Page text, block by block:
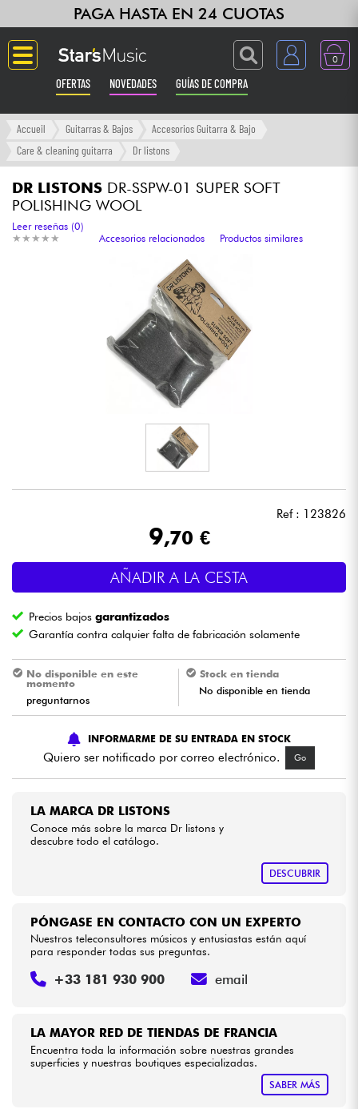
PAGA HASTA EN 24 CUOTAS
0
OFERTAS NOVEDADES GUÍAS DE COMPRA
Langue
Ampli & Efectos
Sintetizadores & samplers
Grabación
Batería y percusión
Vientos
Violines y cuarteto
Niños
Cables & Acces.
Bundle
Accueil Guitarras & Bajos
Accesorios Guitarra & Bajo
Care & cleaning guitarra
Dr listons
DR LISTONS DR-SSPW-01 SUPER SOFT
POLISHING WOOL
★ ★ ★ ★ ★
★ ★ ★ ★ ★
Leer reseñas (0)
Accesorios relacionados
Productos similares
Ref : 123826
9,70 €
AÑADIR A LA CESTA
Precios bajosgarantizados
Garantía contra calquier falta de fabricación solamente
No disponible en este
momento
preguntarnos
Stock en tienda
No disponible en tienda
INFORMARME DE SU ENTRADA EN STOCK
Quiero ser notificado por correo electrónico. Go
LA MARCA DR LISTONS
Conoce más sobre la marca Dr listons y
descubre todo el catálogo.
DESCUBRIR
LA MAYOR RED DE TIENDAS DE FRANCIA
Encuentra toda la información sobre nuestras grandes
superficies y nuestras boutiques especializadas.
SABER MÁS
PÓNGASE EN CONTACTO CON UN EXPERTO
Nuestros teleconsultores músicos y entusiastas están aquí
para responder todas sus preguntas.
+33 181 930 900 email